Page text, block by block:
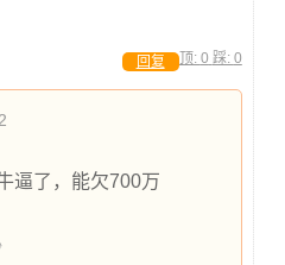
顶: 0 踩: 0
回复
逼了，能欠700万